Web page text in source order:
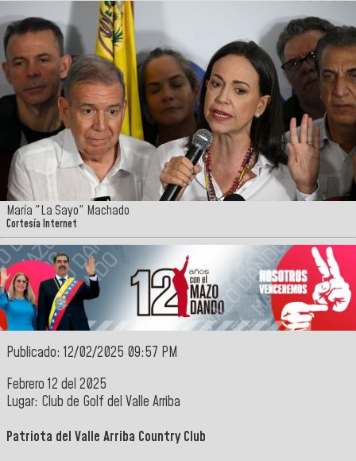
María "La Sayo" Machado
Cortesía Internet
Publicado: 12/02/2025 09:57 PM
Febrero 12 del 2025
Lugar: Club de Golf del Valle Arriba
Patriota del Valle Arriba Country Club